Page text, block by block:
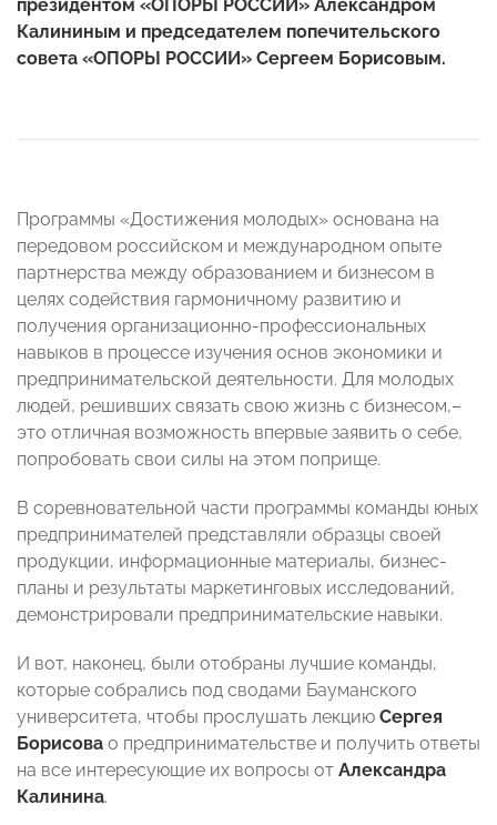
президентом «ОПОРЫ РОССИИ» Александром
Калининым и председателем попечительского
совета «ОПОРЫ РОССИИ» Сергеем Борисовым.
Программы «Достижения молодых» основана на
передовом российском и международном опыте
партнерства между образованием и бизнесом в
целях содействия гармоничному развитию и
получения организационно-профессиональных
навыков в процессе изучения основ экономики и
предпринимательской деятельности. Для молодых
людей, решивших связать свою жизнь с бизнесом,–
это отличная возможность впервые заявить о себе,
попробовать свои силы на этом поприще.
В соревновательной части программы команды юных
предпринимателей представляли образцы своей
продукции, информационные материалы, бизнес-
планы и результаты маркетинговых исследований,
демонстрировали предпринимательские навыки.
И вот, наконец, были отобраны лучшие команды,
которые собрались под сводами Бауманского
университета, чтобы прослушать лекцию Сергея
Борисова о предпринимательстве и получить ответы
на все интересующие их вопросы от Александра
Калинина.